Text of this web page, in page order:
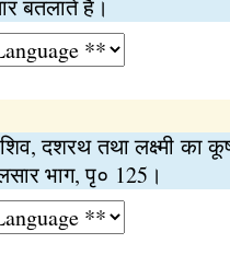
बतलाते हैं।
दशरथ तथा लक्ष्मी का
भाग, पृ० 125।